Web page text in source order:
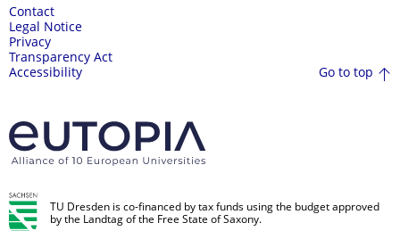
Contact
Legal Notice
Privacy
Transparency Act
Accessibility
Go to top
TU Dresden is co-financed by tax funds using the budget approved
by the Landtag of the Free State of Saxony.